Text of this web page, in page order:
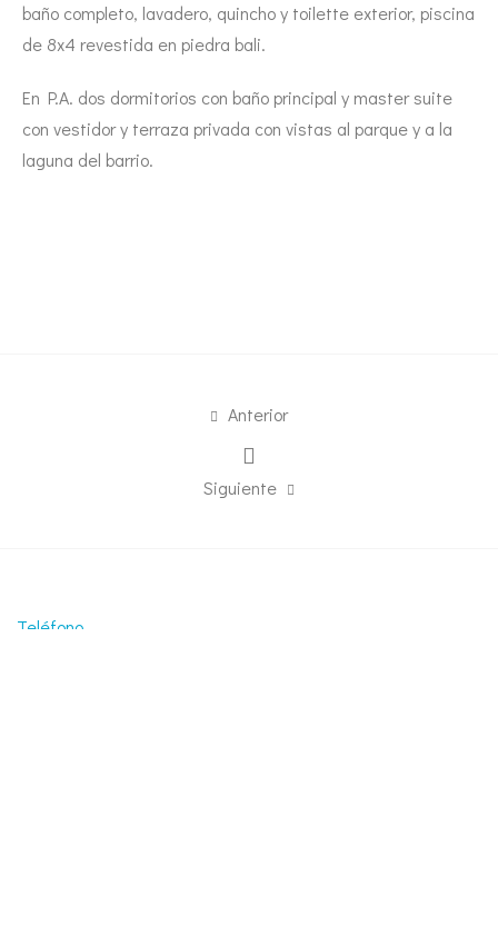
baño completo, lavadero, quincho y toilette exterior, piscina
de 8x4 revestida en piedra bali.
En P.A. dos dormitorios con baño principal y master suite
con vestidor y terraza privada con vistas al parque y a la
laguna del barrio.
Anterior
Siguiente
Teléfono